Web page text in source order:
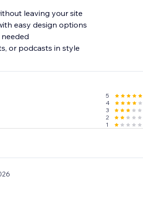
leaving your site
easy design options
or podcasts in style
5
4
3
2
1